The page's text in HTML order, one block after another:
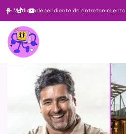
✨ Medio independiente de entretenimiento